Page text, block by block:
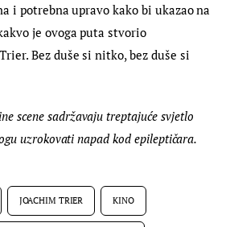
i potrebna upravo kako bi ukazao na
je ovoga puta stvorio
Bez duše si nitko, bez duše si
scene sadržavaju treptajuće svjetlo
uzrokovati napad kod epileptičara.
JOACHIM TRIER KINO